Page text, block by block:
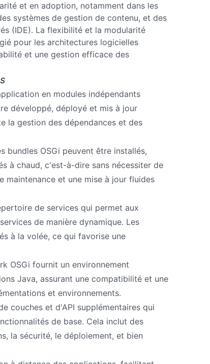
et en adoption, notamment dans les
systèmes de gestion de contenu, et des
(IDE). La flexibilité et la modularité
pour les architectures logicielles
et une gestion efficace des
en modules indépendants
développé, déployé et mis à jour
la gestion des dépendances et des
bundles OSGi peuvent être installés,
à chaud, c'est-à-dire sans nécessiter de
maintenance et une mise à jour fluides
de services qui permet aux
de manière dynamique. Les
à la volée, ce qui favorise une
OSGi fournit un environnement
Java, assurant une compatibilité et une
et environnements.
couches et d'API supplémentaires qui
de base. Cela inclut des
la sécurité, le déploiement, et bien